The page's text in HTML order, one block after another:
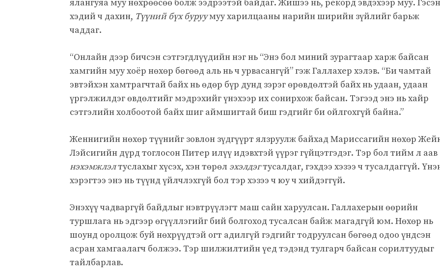
ялангуяа муу нөхрөөсөө болж ээдрээтэй байдаг. Жишээ нь, рекорд эвдэхээр муу. Гэсэн
хэдий ч дахин, Түүний бүх буруумуу харилцааны нарийн ширийн зүйлийг барьж
чаддаг.
“Онлайн дээр бичсэн сэтгэгдлүүдийн нэг нь “Энэ бол миний зурагтаар харж байсан
хамгийн муу хоёр нөхөр бөгөөд аль нь ч урвасангүй” гэж Галлахер хэлэв. “Би чамтай
эвтэйхэн хамтрагчтай байх нь өдөр бүр дунд зэрэг өрөвдөлтэй байх нь удаан, удаан
үргэлжилдэг өвдөлтийг мэдрэхийг үнэхээр их сонирхож байсан. Тэгээд энэ нь хайр
сэтгэлийн холбоотой байх шиг аймшигтай биш гэдгийг би ойлгохгүй байна.”
Женнигийн нөхөр түүнийг зовлон зүдгүүрт ялзруулж байхад Мариссагийн нөхөр
Лэйсигийн дүрд тоглосон Питер илүү идэвхтэй үүрэг гүйцэтгэдэг. Тэр бол тийм л аав
нэхэмжлэлтуслахыг хүсэх, хэн төрөл эхэлдэгтусалдаг, гэхдээ хэзээ ч тусалдаггүй.
хэрэгтээ энэ нь түүнд үйлчлэхгүй бол тэр хэзээ ч юу ч хийдэггүй.
Энэхүү чадваргүй байдлыг нэвтрүүлэгт маш сайн харуулсан. Галлахерын өөрийн
туршлага нь эдгээр өгүүллэгийг бий болгоход тусалсан байж магадгүй юм. Нөхөр нь
шоунд оролцож буй нөхрүүдтэй огт адилгүй гэдгийг тодруулсан бөгөөд одоо үндсэн
асран хамгаалагч болжээ. Тэр шилжилтийн үед тэдэнд тулгарч байсан сорилтуудыг
тайлбарлав.